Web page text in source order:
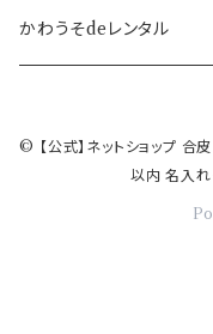
デザイナー
かわうそdeレンタル
© 【公式】ネットショップ
以内 名入れ